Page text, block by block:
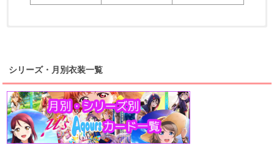
桜内梨子 高海千歌 渡辺曜
浦の星女学院1年生
上原歩夢 宮下愛 優木せつ菜
虹ヶ咲学園1年生
シリーズ・月別衣装一覧